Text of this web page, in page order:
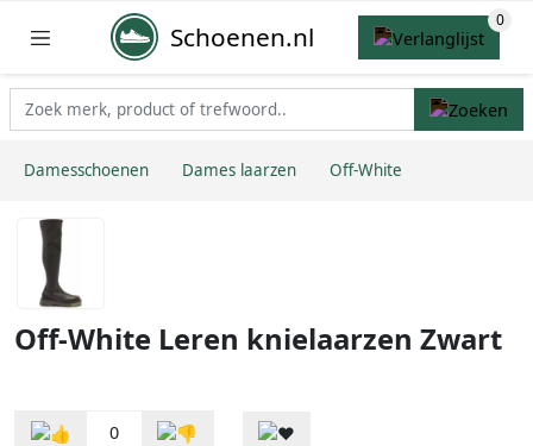
Schoenen.nl
Damesschoenen Dames laarzen Off-White
Off-White Leren knielaarzen Zwart
0